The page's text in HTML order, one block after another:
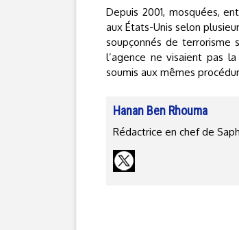
Depuis 2001, mosquées,
aux États-Unis selon
soupçonnés de terrorisme
l’agence ne visaient pas
soumis aux mêmes
Hanan Ben Rhouma
Rédactrice en chef de